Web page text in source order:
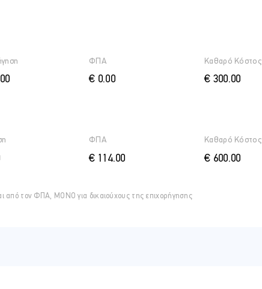
ΦΠΑ
€ 0.00
Καθαρό Κόστος
€ 300.00
ΦΠΑ
€ 114.00
Καθαρό Κόστος
€ 600.00
από τον ΦΠΑ, ΜΟΝΟ για δικαιούχους της επιχορήγησης